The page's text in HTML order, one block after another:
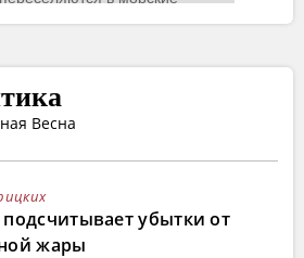
Весна
убытки от
жары